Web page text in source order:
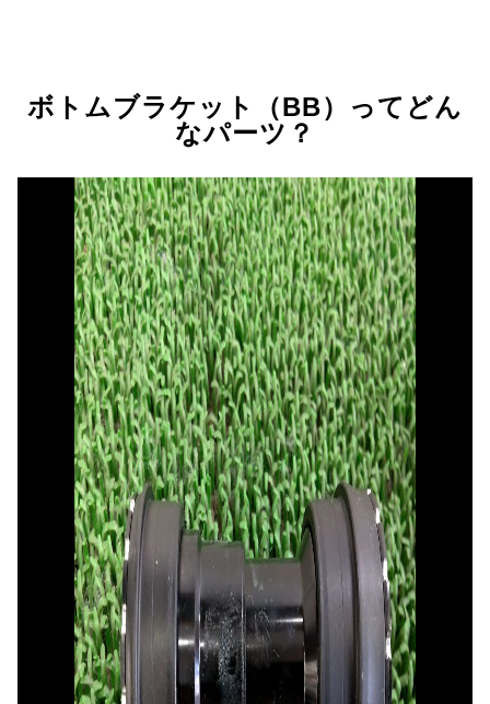
ボトムブラケット（BB）ってどん
なパーツ？